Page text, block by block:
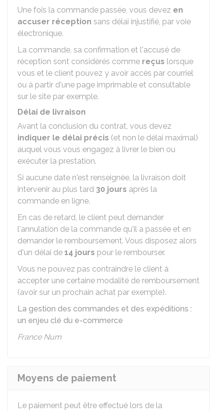
Une fois la commande passée, vous devez en
accuser réception sans délai injustifié, par voie
électronique.
La commande, sa confirmation et l'accusé de
réception sont considérés comme reçus lorsque
vous et le client pouvez y avoir accès par courriel
ou à partir d'une page imprimable et consultable
sur le site par exemple.
Délai de livraison
Avant la conclusion du contrat, vous devez
indiquer le délai précis (et non le délai maximal)
auquel vous vous engagez à livrer le bien ou
exécuter la prestation.
Si aucune date n'est renseignée, la livraison doit
intervenir au plus tard 30 jours après la
commande en ligne.
En cas de retard, le client peut demander
l'annulation de la commande qu'il a passée et en
demander le remboursement. Vous disposez alors
d'un délai de 14 jours pour le rembourser.
Vous ne pouvez pas contraindre le client à
accepter une certaine modalité de remboursement
(avoir sur un prochain achat par exemple).
La gestion des commandes et des expéditions :
un enjeu clé du e-commerce
France Num
Moyens de paiement
Le paiement peut être effectué lors de la